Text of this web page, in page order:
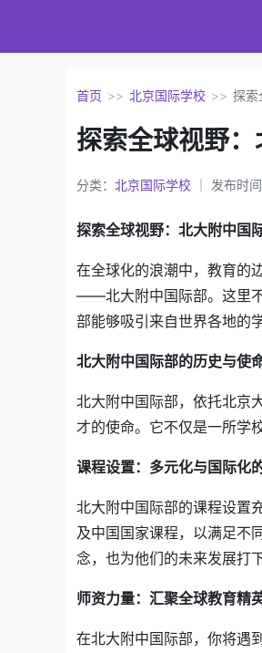
首页 >> 北京国际学校 >> 探索
探索全球视野
分类： 北京国际学校 ｜ 发布时
探索全球视野：北大附中国
在全球化的浪潮中，教育的
——北大附中国际部。这里
部能够吸引来自世界各地的
北大附中国际部的历史与使
北大附中国际部，依托北京
才的使命。它不仅是一所学
课程设置：多元化与国际化
北大附中国际部的课程设置
及中国国家课程，以满足不
念，也为他们的未来发展打
师资力量：汇聚全球教育精
在北大附中国际部，你将遇